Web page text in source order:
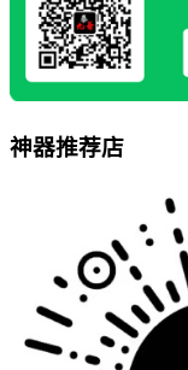
神器推荐店